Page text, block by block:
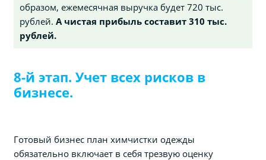
образом, ежемесячная выручка будет 720 тыс.
рублей.А чистая прибыль составит 310 тыс.
рублей.
8-й этап. Учет всех рисков в
бизнесе.
Готовый бизнес план химчистки одежды
обязательно включает в себя трезвую оценку